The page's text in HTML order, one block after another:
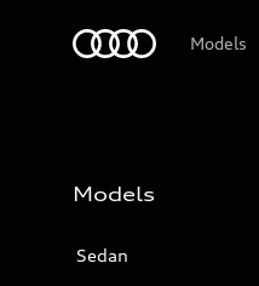
Models
Models
Sedan